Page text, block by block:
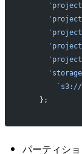
    };
パーティシ